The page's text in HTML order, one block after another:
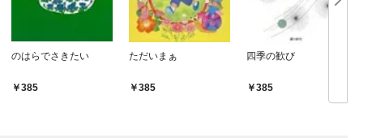
のはらでさきたい
385
ただいまぁ
385
四季の歓び
385